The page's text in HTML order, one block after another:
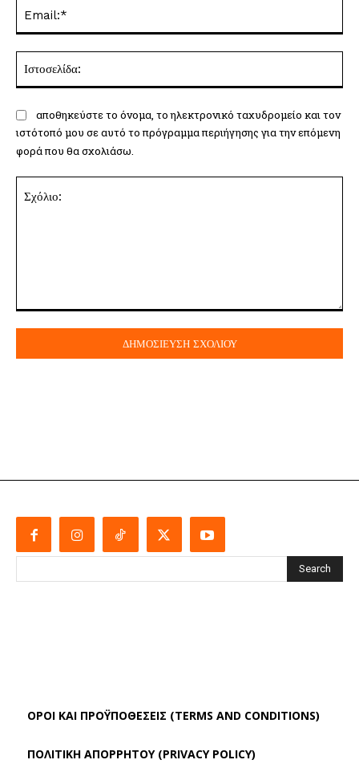
αποθηκεύστε το όνομα, το ηλεκτρονικό ταχυδρομείο και τον
ιστότοπό μου σε αυτό το πρόγραμμα περιήγησης για την επόμενη
φορά που θα σχολιάσω.
Search
ΌΡΟΙ ΚΑΙ ΠΡΟΫΠΟΘΈΣΕΙΣ (TERMS AND CONDITIONS)
ΠΟΛΙΤΙΚΗ ΑΠΟΡΡΗΤΟΥ (PRIVACY POLICY)